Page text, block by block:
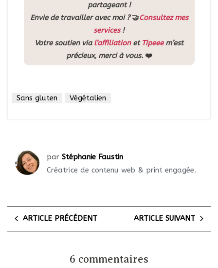
partageant !
Envie de travailler avec moi ?🤝Consultez mes
services!
Votre soutien via l’affiliationet Tipeeem’est
précieux, merci à vous. ❤️
Sans gluten Végétalien
par Stéphanie Faustin
Créatrice de contenu web & print engagée.
ARTICLE PRÉCÉDENT ARTICLE SUIVANT
6 commentaires